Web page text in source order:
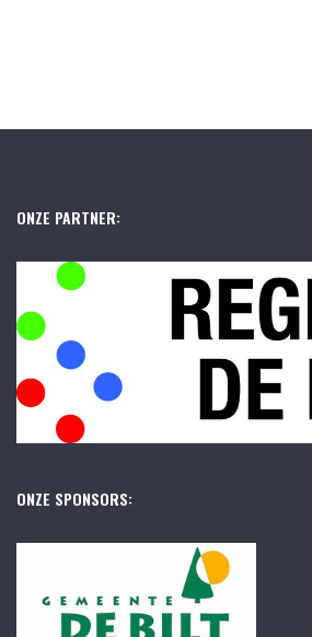
ONZE PARTNER:
ONZE SPONSORS: